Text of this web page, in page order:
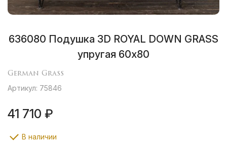
636080 Подушка 3D ROYAL DOWN GRASS
упругая 60х80
German Grass
Артикул: 75846
41 710 ₽
В наличии